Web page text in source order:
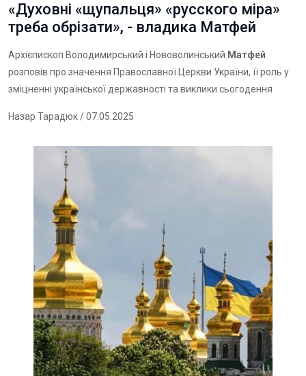
«Духовні «щупальця» «русского міра»
треба обрізати», - владика Матфей
Архієпископ Володимирський і Нововолинський Матфей
розповів про значення Православної Церкви України, її роль у
зміцненні української державності та виклики сьогодення
Назар Тарадюк/ 07.05.2025